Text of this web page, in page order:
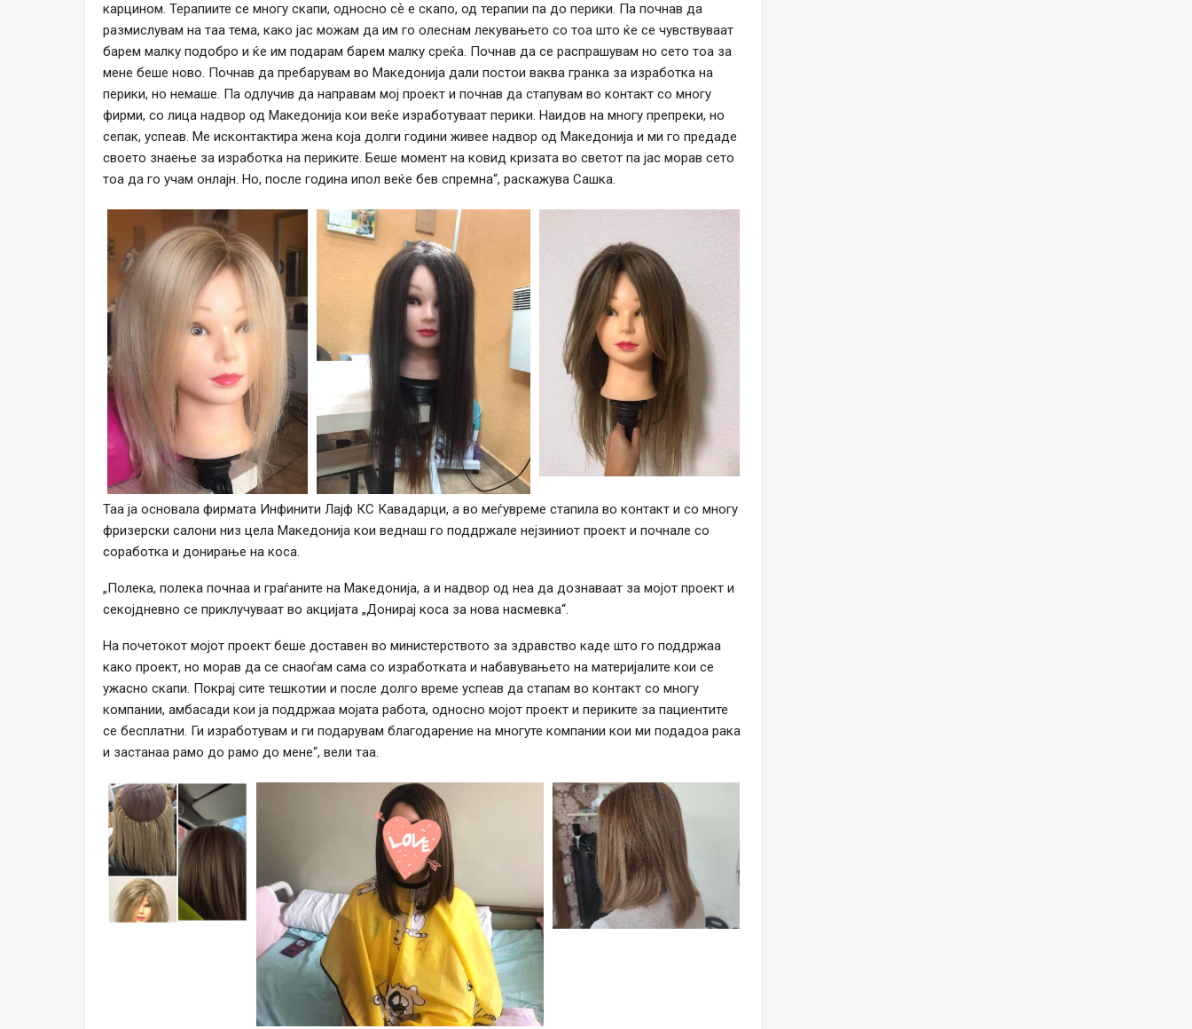
карцином. Терапиите се многу скапи, односно сѐ е скапо, од терапии па до перики. Па почнав да
размислувам на таа тема, како јас можам да им го олеснам лекувањето со тоа што ќе се чувствуваат
барем малку подобро и ќе им подарам барем малку среќа. Почнав да се распрашувам но сето тоа за
мене беше ново. Почнав да пребарувам во Македонија дали постои ваква гранка за изработка на
перики, но немаше. Па одлучив да направам мој проект и почнав да стапувам во контакт со многу
фирми, со лица надвор од Македонија кои веќе изработуваат перики. Наидов на многу препреки, но
сепак, успеав. Ме исконтактира жена која долги години живее надвор од Македонија и ми го предаде
своето знаење за изработка на периките. Беше момент на ковид кризата во светот па јас морав сето
тоа да го учам онлајн. Но, после година ипол веќе бев спремна“, раскажува Сашка.
Таа ја основала фирмата Инфинити Лајф КС Кавадарци, а во меѓувреме стапила во контакт и со многу
фризерски салони низ цела Македонија кои веднаш го поддржале нејзиниот проект и почнале со
соработка и донирање на коса.
„Полека, полека почнаа и граѓаните на Македонија, а и надвор од неа да дознаваат за мојот проект и
секојдневно се приклучуваат во акцијата „Донирај коса за нова насмевка“.
На почетокот мојот проект беше доставен во министерството за здравство каде што го поддржаа
како проект, но морав да се снаоѓам сама со изработката и набавувањето на материјалите кои се
ужасно скапи. Покрај сите тешкотии и после долго време успеав да стапам во контакт со многу
компании, амбасади кои ја поддржаа мојата работа, односно мојот проект и периките за пациентите
се бесплатни. Ги изработувам и ги подарувам благодарение на многуте компании кои ми подадоа рака
и застанаа рамо до рамо до мене“, вели таа.